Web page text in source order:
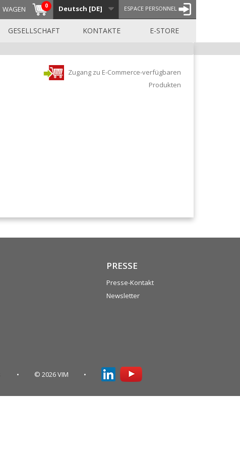
ESPACE PERSONNEL
Deutsch [DE]
WAGEN 0
GESELLSCHAFT KONTAKTE E-STORE
Zugang zu E-Commerce-verfügbaren
Produkten
PRESSE
Presse-Kontakt
Newsletter
© 2026 VIM